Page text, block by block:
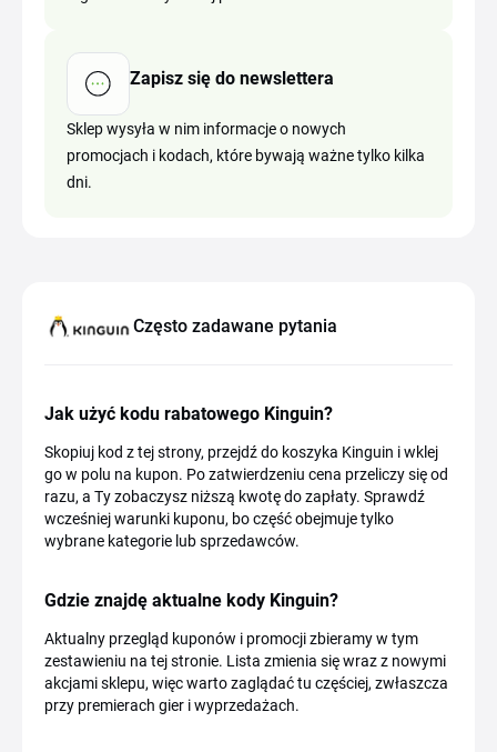
Zapisz się do newslettera
Sklep wysyła w nim informacje o nowych
promocjach i kodach, które bywają ważne tylko kilka
dni.
Często zadawane pytania
Jak użyć kodu rabatowego Kinguin?
Skopiuj kod z tej strony, przejdź do koszyka Kinguin i wklej
go w polu na kupon. Po zatwierdzeniu cena przeliczy się od
razu, a Ty zobaczysz niższą kwotę do zapłaty. Sprawdź
wcześniej warunki kuponu, bo część obejmuje tylko
wybrane kategorie lub sprzedawców.
Gdzie znajdę aktualne kody Kinguin?
Aktualny przegląd kuponów i promocji zbieramy w tym
zestawieniu na tej stronie. Lista zmienia się wraz z nowymi
akcjami sklepu, więc warto zaglądać tu częściej, zwłaszcza
przy premierach gier i wyprzedażach.